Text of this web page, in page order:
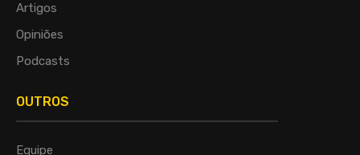
Artigos
Opiniões
Podcasts
OUTROS
Equipe